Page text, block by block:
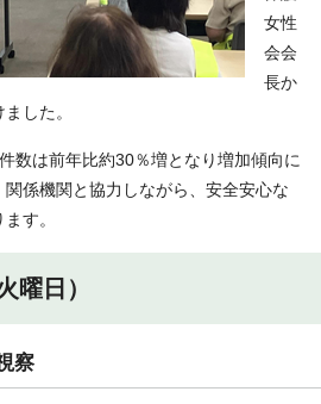
女性
会会
長か
した。
数は前年比約30％増となり増加傾向に
係機関と協力しながら、安全安心な
す。
曜日）
察